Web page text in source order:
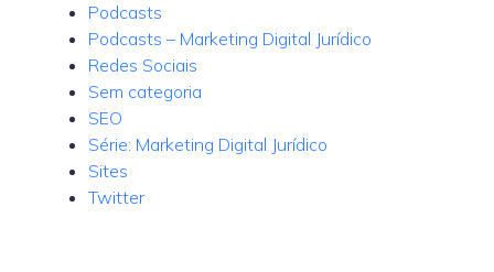
Podcasts
Podcasts – Marketing Digital Jurídico
Redes Sociais
Sem categoria
SEO
Série: Marketing Digital Jurídico
Sites
Twitter